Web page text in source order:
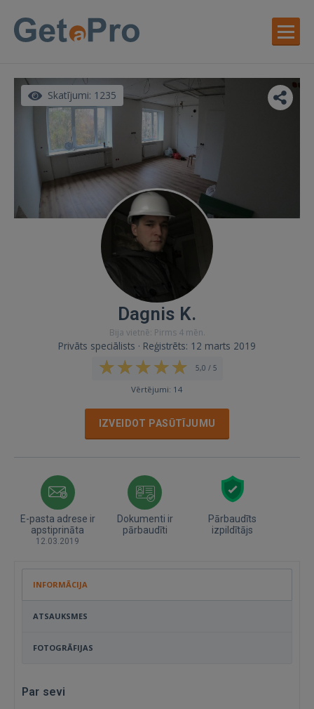
Skatījumi: 1235
Dagnis K.
Bija vietnē: Pirms 4 mēn.
Privāts speciālists · Reģistrēts: 12 marts 2019
5,0 / 5
Vērtējumi: 14
IZVEIDOT PASŪTĪJUMU
E-pasta adrese ir
apstiprināta
12.03.2019
Dokumenti ir
pārbaudīti
Pārbaudīts
izpildītājs
INFORMĀCIJA
ATSAUKSMES
FOTOGRĀFIJAS
Par sevi